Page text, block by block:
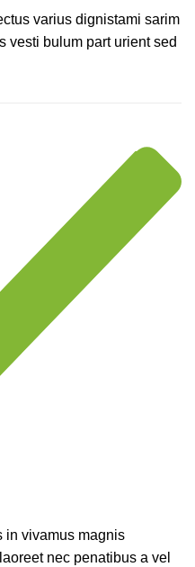
varius dignistami sarim
vesti bulum part urient sed
in vivamus magnis
nec penatibus a vel